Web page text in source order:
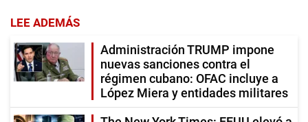
LEE ADEMÁS
Administración TRUMP impone
nuevas sanciones contra el
régimen cubano: OFAC incluye a
López Miera y entidades militares